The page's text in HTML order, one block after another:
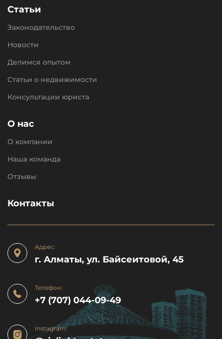
Статьи
Законодательство
Новости
Делимся опытом
Статьи о недвижимости
Консультации юриста
О нас
О компании
Наша команда
Отзывы
Контакты
Адрес:
г. Алматы, ул. Байсеитовой, 45
Телефон:
+7 (707) 044-09-49
Instagram: